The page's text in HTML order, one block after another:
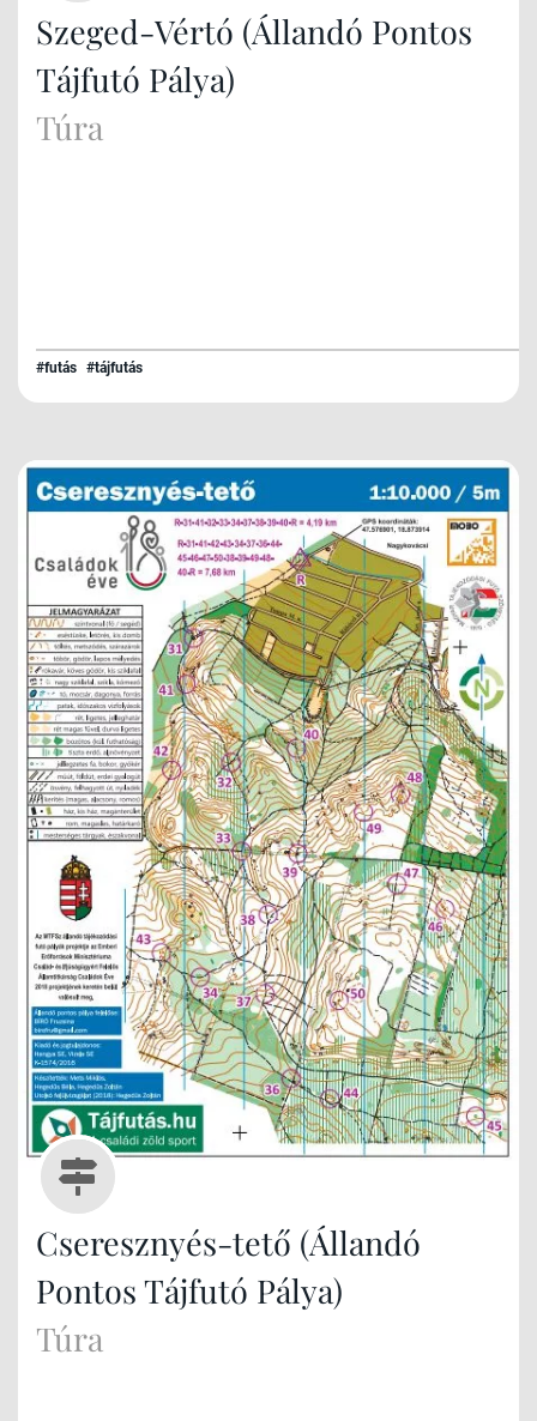
Szeged-Vértó (Állandó Pontos
Tájfutó Pálya)
Túra
#futás #tájfutás
Cseresznyés-tető (Állandó
Pontos Tájfutó Pálya)
Túra